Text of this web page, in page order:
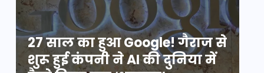
27 साल का हुआ Google! गैराज से
शुरू हुई कंपनी ने AI की दुनिया में